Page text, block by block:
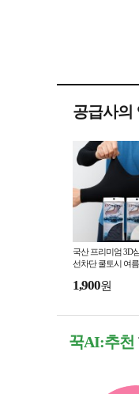
공급사의
국산 프리미엄 3D
선차단 쿨토시 여
1,900원
꾹AI:추천